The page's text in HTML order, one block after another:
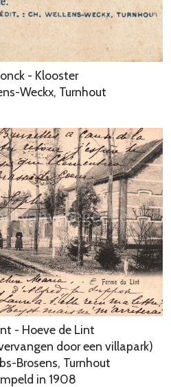
- Klooster
Weckx, Turnhout
- Hoeve de Lint
door een villapark)
Brosens, Turnhout
in 1908